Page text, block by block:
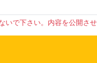
いで下さい。内容を公開させ